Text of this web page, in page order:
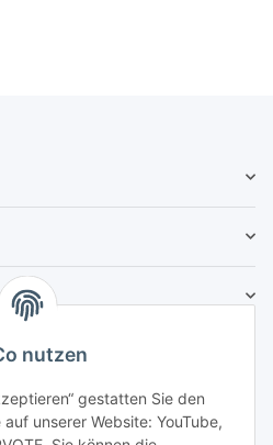
nutzen
gestatten Sie den
unserer Website: YouTube,